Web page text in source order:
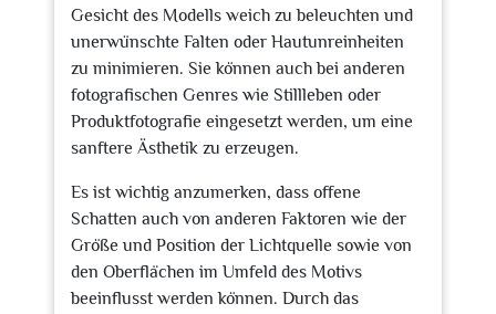
Gesicht des Modells weich zu beleuchten und
unerwünschte Falten oder Hautunreinheiten
zu minimieren. Sie können auch bei anderen
fotografischen Genres wie Stillleben oder
Produktfotografie eingesetzt werden, um eine
sanftere Ästhetik zu erzeugen.
Es ist wichtig anzumerken, dass offene
Schatten auch von anderen Faktoren wie der
Größe und Position der Lichtquelle sowie von
den Oberflächen im Umfeld des Motivs
beeinflusst werden können. Durch das